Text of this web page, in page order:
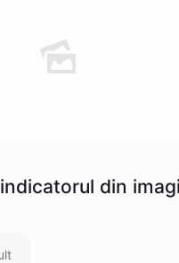
din